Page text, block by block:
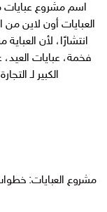
اسم مشروع عبايات
العبايات أون لاين من
انتشارًا، لأن
فخمة، عبايات
الكبير لـ
مشروع العبايات: